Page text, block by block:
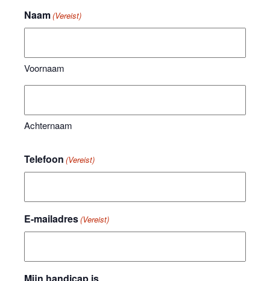
Naam(Vereist)
Voornaam
Achternaam
Telefoon (Vereist)
E-mailadres(Vereist)